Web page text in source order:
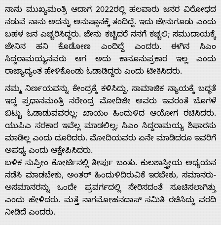
ನಾನು ಮುಖ್ಯಮಂತ್ರಿ ಆದಾಗ 2022ರಲ್ಲಿ ಹಲವಾರು ಜನರ ವಿರೋಧದ
ನಡುವೆ ನಾನು ಅದನ್ನು ಅನುಷ್ಠಾನಕ್ಕೆ ತಂದಿದ್ದೆ. ಇದು ಜೇನುಗೂಡು ಎಂದು
ಬಹಳ ಜನ ಎಚ್ಚರಿಸಿದ್ದರು. ಜೇನು ಕಚ್ಚಿದರೆ ನನಗೆ ಕಚ್ಚಲಿ; ಸಮುದಾಯಕ್ಕೆ
ಜೇನಿನ ಹನಿ ಕೊಡೋಣ ಎಂದಿದ್ದೆ ಎಂದರು. ಈಗಿನ ಸಿಎಂ
ಸಿದ್ದರಾಮಯ್ಯನವರು ಆಗ ಅದು ಕಾನೂನುಪ್ರಕಾರ ಇಲ್ಲ ಎಂದು
ರಾಜ್ಯಾದ್ಯಂತ ಹೇಳಿಕೊಂಡು ಓಡಾಡಿದ್ದರು ಎಂದು ಟೀಕಿಸಿದರು.
ನಮ್ಮ ನಿರ್ಣಯವನ್ನು ಕೇಂದ್ರಕ್ಕೆ ಕಳಿಸಿದ್ದು, ಸಾಮಾಜಿಕ ನ್ಯಾಯಕ್ಕೆ ಬದ್ಧತೆ
ಇದ್ದ ಪ್ರಧಾನಮಂತ್ರಿ ನರೇಂದ್ರ ಮೋದಿಜೀ ಅವರು ಇವರಂತೆ ಬೊಗಳೆ
ಬಿಟ್ಟು ಓಡಾಡುವವರಲ್ಲ; ಖಾಯಂ ಹಿಂದುಳಿದ ಆಯೋಗ ರಚಿಸಿದರು.
ಯುಪಿಎ ಸರಕಾರ ಇವೆಲ್ಲ ಮಾಡಲಿಲ್ಲ; ಸಿಎಂ ಸಿದ್ದರಾಮಯ್ಯ ಶಿಫಾರಸು
ಮಾಡಿಲ್ಲ ಎಂದು ದೂರಿದರು. ಮೋದಿಯವರು ಏನೇ ಮಾಡಿದರೂ ಇವರಿಗೆ
ಅಪಥ್ಯ ಎಂದು ಆಕ್ಷೇಪಿಸಿದರು.
ಬಳಿಕ ಸುಪ್ರೀಂ ಕೋರ್ಟಿನಲ್ಲಿ ತೀರ್ಪು ಬಂತು. ಕುಲಶಾಸ್ತ್ರೀಯ ಅಧ್ಯಯನ
ನಡೆಸಿ ಮಾಡಬೇಕು, ಅಂತರ್ ಹಿಂದುಳಿದಿರುವಿಕೆ ಇರಬೇಕು, ಸಮಾನರು-
ಅಸಮಾನರನ್ನು ಒಂದೇ ಪ್ರವರ್ಗದಲ್ಲಿ ಸೇರಿಸದಂತೆ ಸೂಚಿಸಲಾಗಿತ್ತು
ಎಂದು ಹೇಳಿದರು. ಮತ್ತೆ ನಾಗಮೋಹನದಾಸ್ ಸಮಿತಿ ರಚಿಸಿದ್ದು ವರದಿ
ನೀಡಿದೆ ಎಂದರು.